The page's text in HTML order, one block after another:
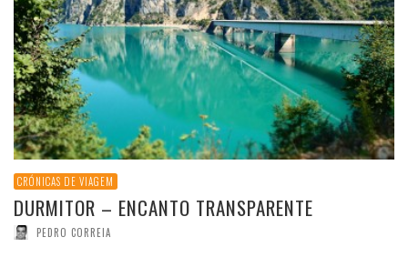
CRÓNICAS DE VIAGEM
DURMITOR – ENCANTO TRANSPARENTE
PEDRO CORREIA